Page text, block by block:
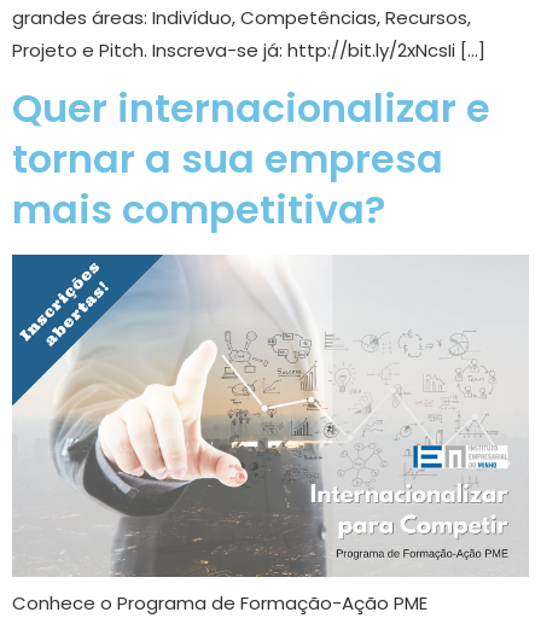
grandes áreas: Indivíduo, Competências, Recursos,
Projeto e Pitch. Inscreva-se já: http://bit.ly/2xNcsIi […]
Quer internacionalizar e
tornar a sua empresa
mais competitiva?
Conhece o Programa de Formação-Ação PME